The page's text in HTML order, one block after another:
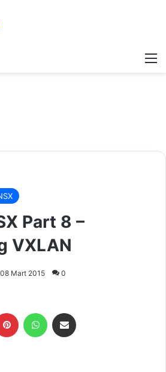
Part 8 –
VXLAN
08 Mart 2015 0